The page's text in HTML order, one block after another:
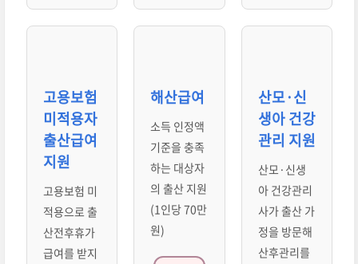
고용보험
미적용자
출산급여
지원
고용보험 미
적용으로 출
산전후휴가
급여를 받지
해산급여
소득 인정액
기준을 충족
하는 대상자
의 출산 지원
(1인당 70만
원)
산모·신
생아 건강
관리 지원
산모·신생
아 건강관리
사가 출산 가
정을 방문해
산후관리를